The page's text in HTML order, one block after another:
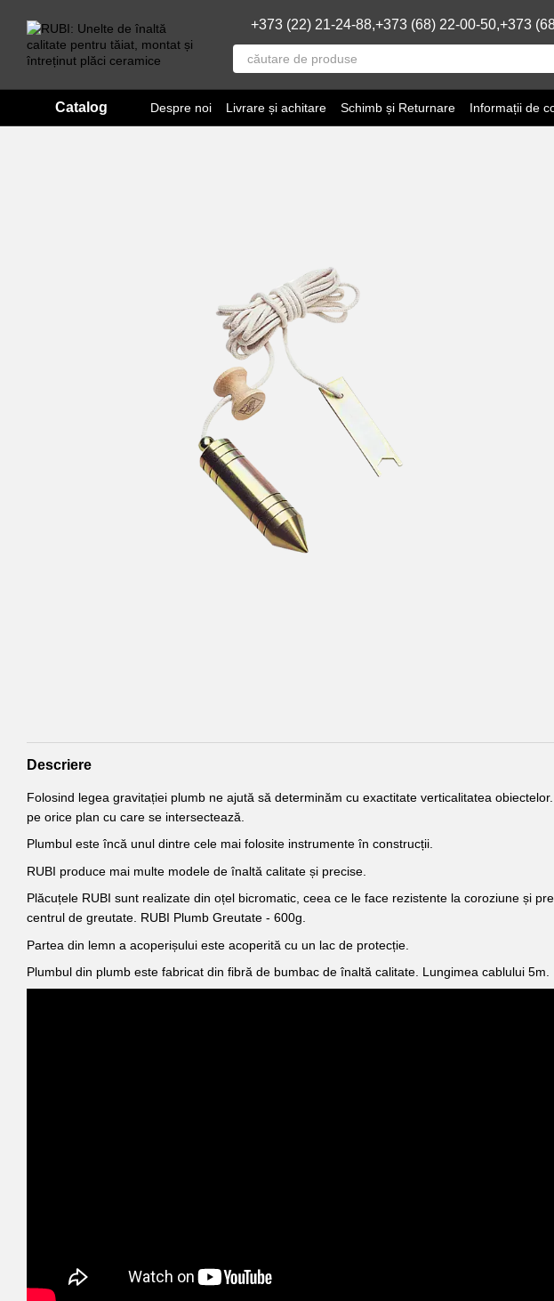
+373 (22) 21-24-88,+373 (68) 22-00-50,+373
Catalog Despre noi Livrare și achitare Schimb și Returnare Informații de
Descriere
Folosind legea gravitației plumb ne ajută să determinăm cu exactitate verticalitatea
pe orice plan cu care se intersectează.
Plumbul este încă unul dintre cele mai folosite instrumente în construcții.
RUBI produce mai multe modele de înaltă calitate și precise.
Plăcuțele RUBI sunt realizate din oțel bicromatic, ceea ce le face rezistente la coroziune și
centrul de greutate. RUBI Plumb Greutate - 600g.
Partea din lemn a acoperișului este acoperită cu un lac de protecție.
Plumbul din plumb este fabricat din fibră de bumbac de înaltă calitate. Lungimea cablului 5m.